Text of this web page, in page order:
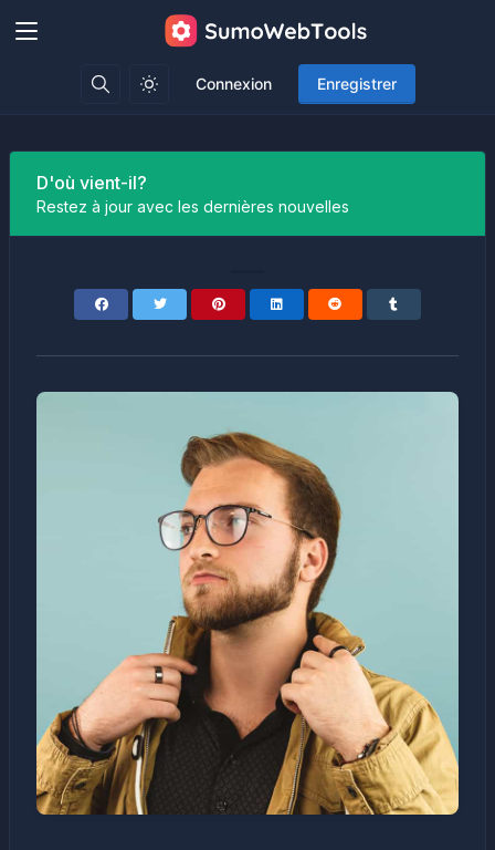
Connexion Enregistrer
D'où vient-il?
Restez à jour avec les dernières nouvelles